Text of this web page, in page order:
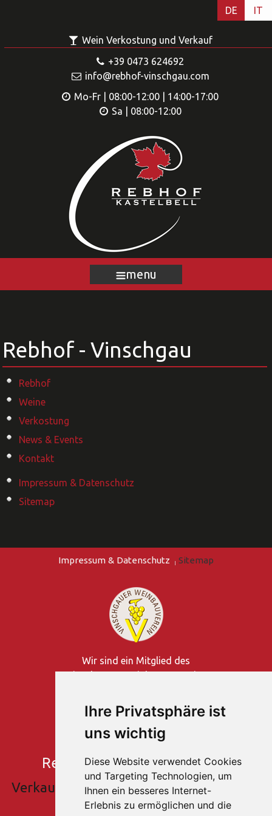
Ihre Privatsphäre ist
uns wichtig
Diese Website verwendet Cookies
und Targeting Technologien, um
Ihnen ein besseres Internet-
Erlebnis zu ermöglichen und die
DE IT
Wein Verkostung und Verkauf
+39 0473 624692
info@rebhof-vinschgau.com
Mo-Fr | 08:00-12:00 | 14:00-17:00
Sa | 08:00-12:00
menu
Rebhof - Vinschgau
Rebhof
Weine
Verkostung
News & Events
Kontakt
Impressum & Datenschutz
Sitemap
Impressum & Datenschutz Sitemap
Wir sind ein Mitglied des
Vinschgauer Weinbauernvereins
Rebhof- Vinschgau - Südtirol
Verkauf und Verkostung von Rotwein und
Weißwein